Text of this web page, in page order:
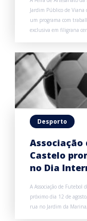
Jardim Público de Viana
um programa com
exclusiva em filigrana
Desporto
Associação
Castelo
no Dia
A Associação de Futebol
próximo dia 12 de
rua no Jardim da